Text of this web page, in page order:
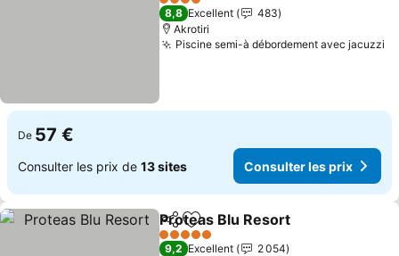
4 Étoiles
8,8 Excellent
483
Akrotiri
Piscine semi-à débordement avec jacuzzi
De 57 €
Consulter les prix de 13 sites Consulter les prix
PartagerAjouter à mes favoris
Proteas Blu Resort
5 Étoiles
9,2 Excellent
2 054